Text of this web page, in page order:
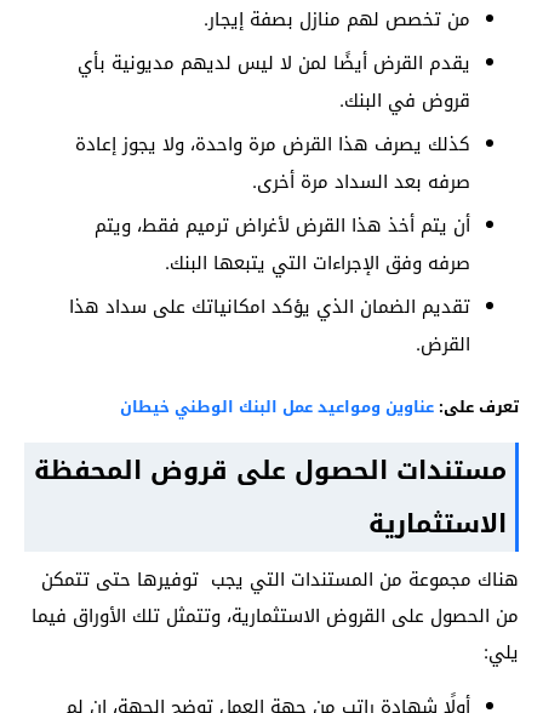
من تخصص لهم منازل بصفة إيجار.
يقدم القرض أيضًا لمن لا ليس لديهم مديونية بأي
قروض في البنك.
كذلك يصرف هذا القرض مرة واحدة، ولا يجوز إعادة
صرفه بعد السداد مرة أخرى.
أن يتم أخذ هذا القرض لأغراض ترميم فقط، ويتم
صرفه وفق الإجراءات التي يتبعها البنك.
تقديم الضمان الذي يؤكد امكانياتك على سداد هذا
القرض.
تعرف على: عناوين ومواعيد عمل البنك الوطني خيطان
مستندات الحصول على قروض المحفظة
الاستثمارية
هناك مجموعة من المستندات التي يجب توفيرها حتى تتمكن
من الحصول على القروض الاستثمارية، وتتمثل تلك الأوراق فيما
يلي: